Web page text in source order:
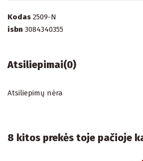
Kodas 2509-N
isbn 3084340355
Atsiliepimai(0)
Atsiliepimų nėra
8 kitos prekės toje pačioje